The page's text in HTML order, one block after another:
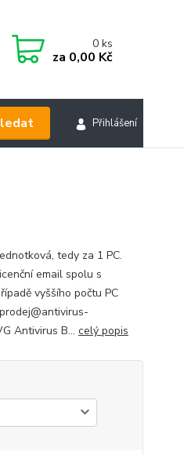
Přihlášení
0ks
za 0,00 Kč
tedy za 1 PC.
email spolu s
vyššího počtu PC
Antivirus B... celý popis